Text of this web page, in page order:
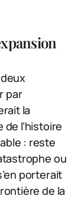
par
la
l’histoire
: reste
ou
porterait
de la